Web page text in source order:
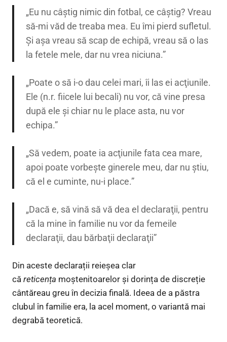
„Eu nu câştig nimic din fotbal, ce câştig? Vreau
să-mi văd de treaba mea. Eu îmi pierd sufletul.
Şi aşa vreau să scap de echipă, vreau să o las
la fetele mele, dar nu vrea niciuna.”
„Poate o să i-o dau celei mari, îi las ei acţiunile.
Ele (n.r. fiicele lui becali) nu vor, că vine presa
după ele şi chiar nu le place asta, nu vor
echipa.”
„Să vedem, poate ia acţiunile fata cea mare,
apoi poate vorbeşte ginerele meu, dar nu ştiu,
că el e cuminte, nu-i place.”
„Dacă e, să vină să vă dea el declaraţii, pentru
că la mine în familie nu vor da femeile
declaraţii, dau bărbaţii declaraţii”
Din aceste declarații reieșea clar
că reticența moștenitoarelor și dorința de discreție
cântăreau greu în decizia finală. Ideea de a păstra
clubul în familie era, la acel moment, o variantă mai
degrabă teoretică.